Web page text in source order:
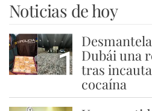
Noticias de hoy
1 Dubái una
tras
cocaína